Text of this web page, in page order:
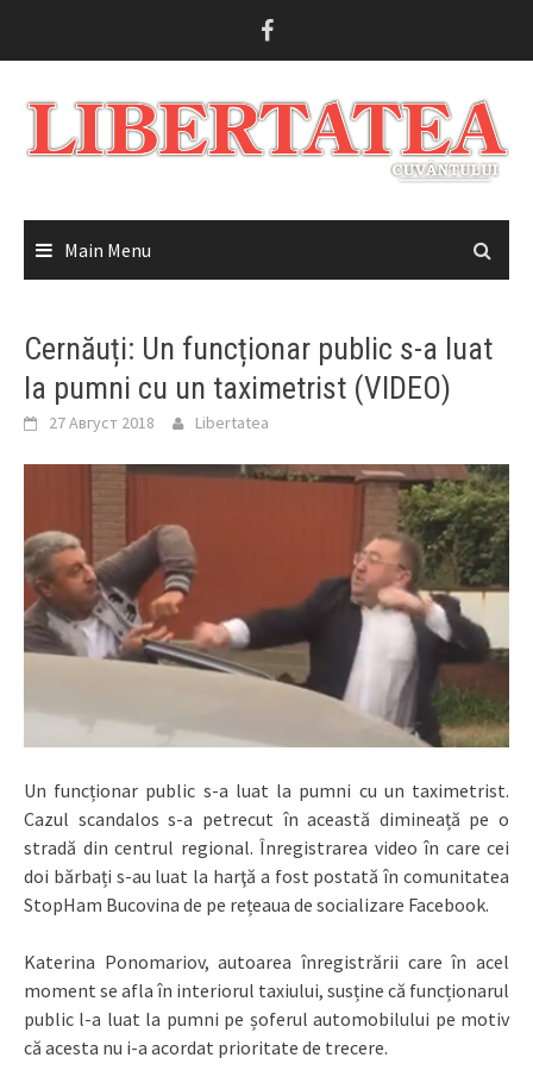
Main Menu
Cernăuți: Un funcționar public s-a luat
la pumni cu un taximetrist (VIDEO)
27 Август 2018 Libertatea
Un funcționar public s-a luat la pumni cu un taximetrist.
Cazul scandalos s-a petrecut în această dimineață pe o
stradă din centrul regional. Înregistrarea video în care cei
doi bărbați s-au luat la harţă a fost postată în comunitatea
StopHam Bucovina de pe rețeaua de socializare Facebook.
Katerina Ponomariov, autoarea înregistrării care în acel
moment se afla în interiorul taxiului, susține că funcționarul
public l-a luat la pumni pe șoferul automobilului pe motiv
că acesta nu i-a acordat prioritate de trecere.